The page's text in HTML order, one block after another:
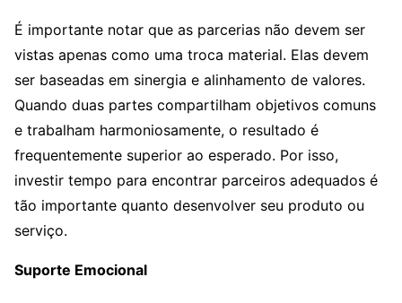
É importante notar que as parcerias não devem ser
vistas apenas como uma troca material. Elas devem
ser baseadas em sinergia e alinhamento de valores.
Quando duas partes compartilham objetivos comuns
e trabalham harmoniosamente, o resultado é
frequentemente superior ao esperado. Por isso,
investir tempo para encontrar parceiros adequados é
tão importante quanto desenvolver seu produto ou
serviço.
Suporte Emocional